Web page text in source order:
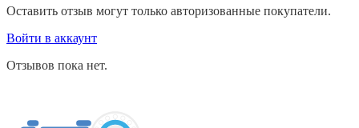
Оставить отзыв могут только авторизованные покупатели.
Войти в аккаунт
Отзывов пока нет.